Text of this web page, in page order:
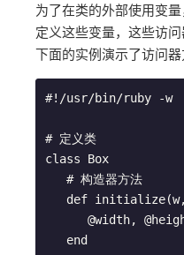
为了在类的外部使用变
定义这些变量，这些访
下面的实例演示了访问器
#!/usr/bin/ruby -w
# 定义类
class Box